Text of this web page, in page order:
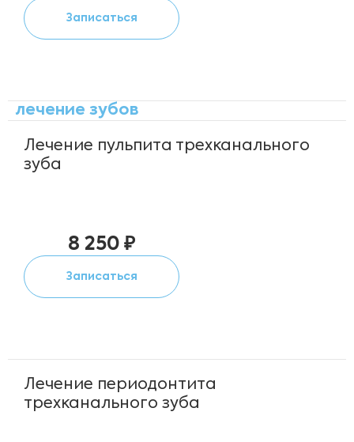
Записаться
лечение зубов
Лечение пульпита трехканального
зуба
8 250 ₽
Записаться
Лечение периодонтита
трехканального зуба